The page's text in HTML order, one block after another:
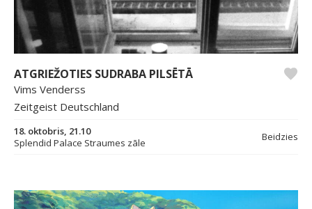
ATGRIEŽOTIES SUDRABA PILSĒTĀ
Vims Venderss
Zeitgeist Deutschland
18. oktobris, 21.10
Splendid Palace Straumes zāle
Beidzies